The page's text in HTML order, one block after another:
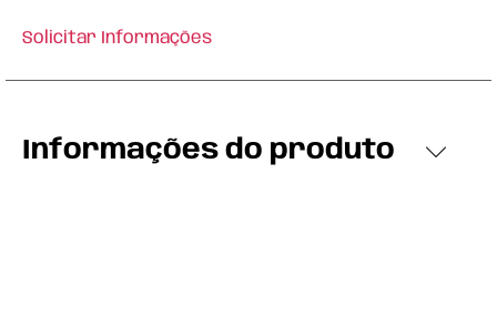
Solicitar Informações
Informações do produto